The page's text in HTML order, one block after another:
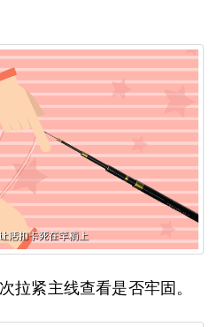
拉紧主线查看是否牢固。